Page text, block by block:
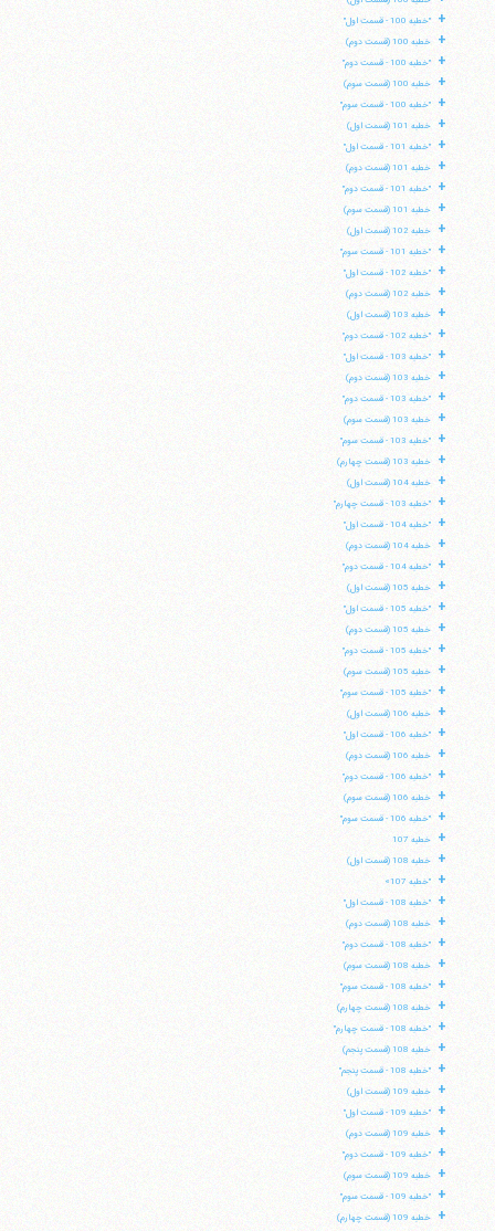
+ "خطبه 100 - قسمت اول"
+ خطبه 100 (قسمت دوم)
+ "خطبه 100 - قسمت دوم"
+ خطبه 100 (قسمت سوم)
+ "خطبه 100 - قسمت سوم"
+ خطبه 101 (قسمت اول)
+ "خطبه 101 - قسمت اول"
+ خطبه 101 (قسمت دوم)
+ "خطبه 101 - قسمت دوم"
+ خطبه 101 (قسمت سوم)
+ خطبه 102 (قسمت اول)
+ "خطبه 101 - قسمت سوم"
+ "خطبه 102 - قسمت اول"
+ خطبه 102 (قسمت دوم)
+ خطبه 103 (قسمت اول)
+ "خطبه 102 - قسمت دوم"
+ "خطبه 103 - قسمت اول"
+ خطبه 103 (قسمت دوم)
+ "خطبه 103 - قسمت دوم"
+ خطبه 103 (قسمت سوم)
+ "خطبه 103 - قسمت سوم"
+ خطبه 103 (قسمت چهارم)
+ خطبه 104 (قسمت اول)
+ "خطبه 103 - قسمت چهارم"
+ "خطبه 104 - قسمت اول"
+ خطبه 104 (قسمت دوم)
+ "خطبه 104 - قسمت دوم"
+ خطبه 105 (قسمت اول)
+ "خطبه 105 - قسمت اول"
+ خطبه 105 (قسمت دوم)
+ "خطبه 105 - قسمت دوم"
+ خطبه 105 (قسمت سوم)
+ "خطبه 105 - قسمت سوم"
+ خطبه 106 (قسمت اول)
+ "خطبه 106 - قسمت اول"
+ خطبه 106 (قسمت دوم)
+ "خطبه 106 - قسمت دوم"
+ خطبه 106 (قسمت سوم)
+ "خطبه 106 - قسمت سوم"
+ خطبه 107
+ خطبه 108 (قسمت اول)
+ "خطبه 107»
+ "خطبه 108 - قسمت اول"
+ خطبه 108 (قسمت دوم)
+ "خطبه 108 - قسمت دوم"
+ خطبه 108 (قسمت سوم)
+ "خطبه 108 - قسمت سوم"
+ خطبه 108 (قسمت چهارم)
+ "خطبه 108 - قسمت چهارم"
+ خطبه 108 (قسمت پنجم)
+ "خطبه 108 - قسمت پنجم"
+ خطبه 109 (قسمت اول)
+ "خطبه 109 - قسمت اول"
+ خطبه 109 (قسمت دوم)
+ "خطبه 109 - قسمت دوم"
+ خطبه 109 (قسمت سوم)
+ "خطبه 109 - قسمت سوم"
+ خطبه 109 (قسمت چهارم)